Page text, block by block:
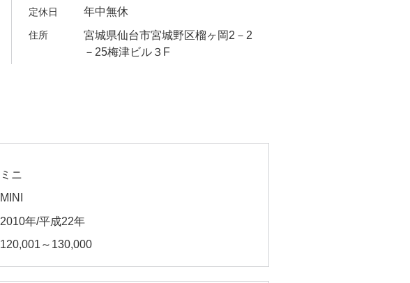
定休日 年中無休
住所
宮城県仙台市宮城野区榴ヶ岡2－2
－25梅津ビル３F
ミニ
MINI
2010年/平成22年
120,001～130,000